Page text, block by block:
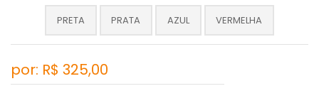
PRETA PRATA AZUL VERMELHA
por: R$ 325,00